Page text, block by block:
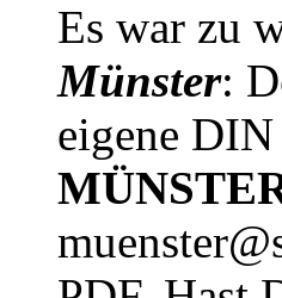
Es war zu
Münster:
eigene